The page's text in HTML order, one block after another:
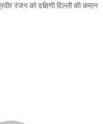
रंजन को दक्षिणी दिल्ली की कमान